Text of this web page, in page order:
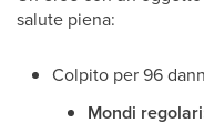
salute piena:
Colpito per 96
Mondi